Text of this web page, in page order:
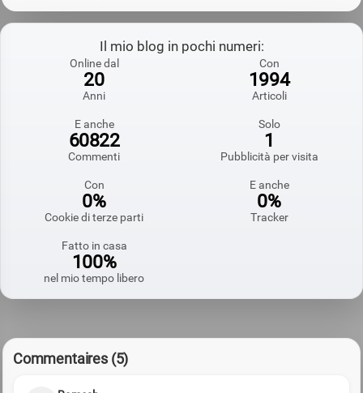
Il mio blog in pochi numeri:
Online dal
20
Anni
Con
1994
Articoli
E anche
60822
Commenti
Solo
1
Pubblicità per visita
Con
0%
Cookie di terze parti
E anche
0%
Tracker
Fatto in casa
100%
nel mio tempo libero
Commentaires (5)